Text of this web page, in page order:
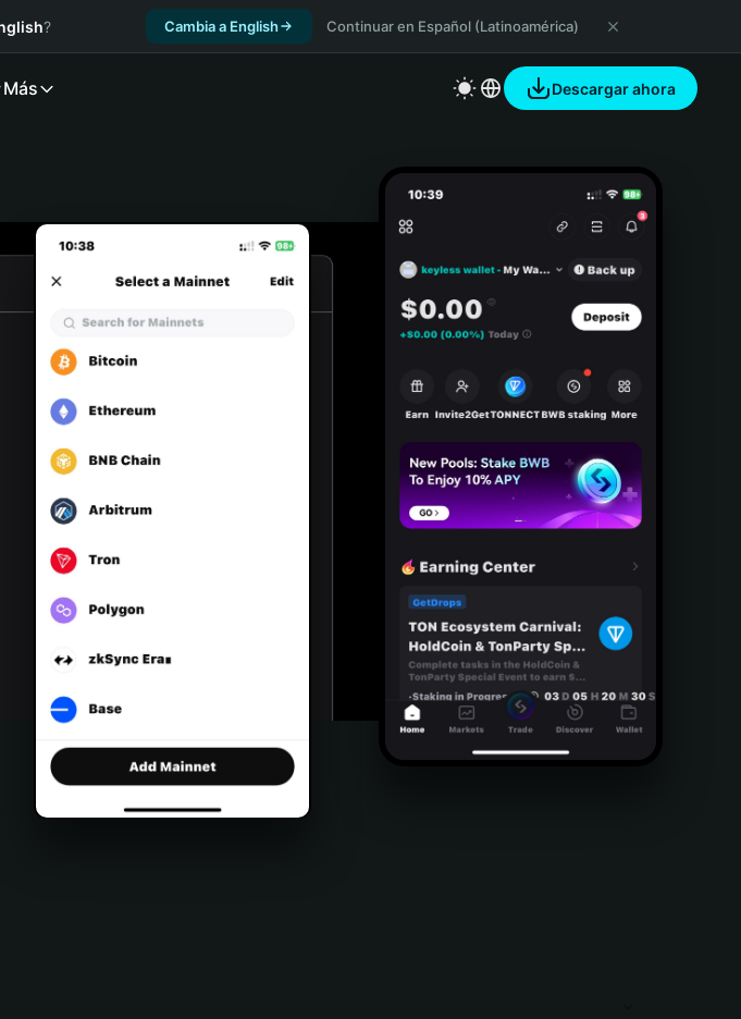
? Cambia a English Continuar en Español (Latinoamérica)
Más Descargar ahora